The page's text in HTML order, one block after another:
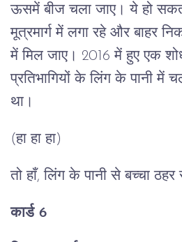
ऊसमें बीज चला जाए। ये हो
मूत्रमार्ग में लगा रहे और बाहर
में मिल जाए। 2016 में हुए एक
प्रतिभागियों के लिंग के पानी में
था।
(हा हा हा)
तो हाँ, लिंग के पानी से बच्चा
कार्ड 6